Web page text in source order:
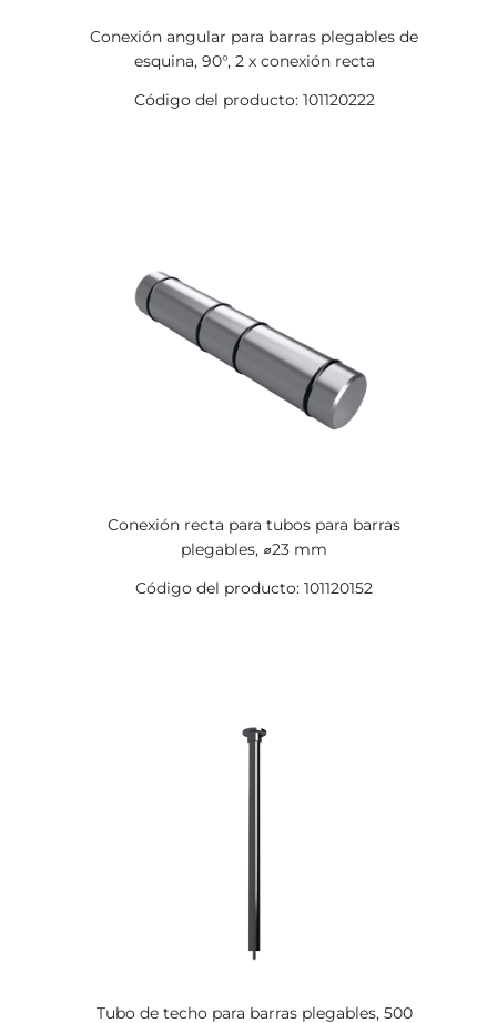
Conexión angular para barras plegables de
esquina, 90°, 2 x conexión recta
Código del producto: 101120222
Conexión recta para tubos para barras
plegables, ⌀23 mm
Código del producto: 101120152
Tubo de techo para barras plegables, 500